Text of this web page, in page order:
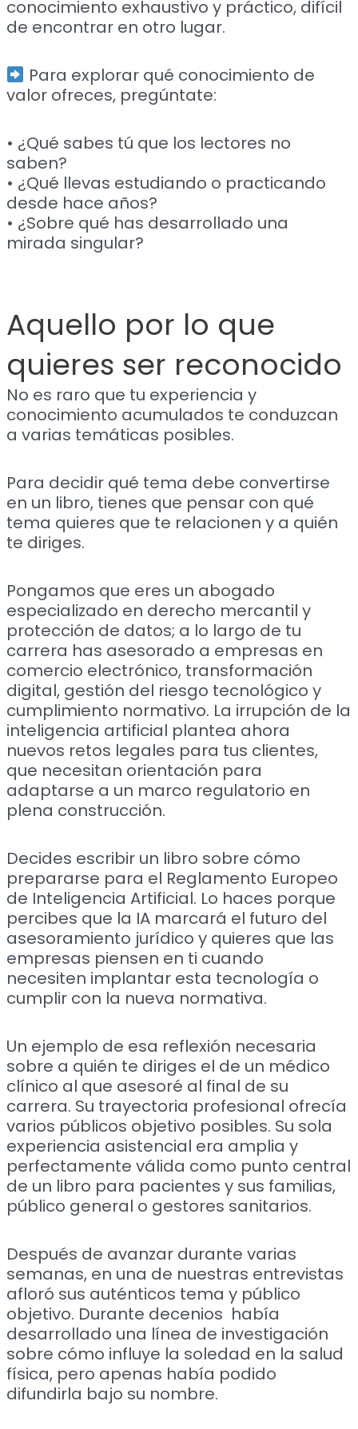
conocimiento exhaustivo y práctico, difícil
de encontrar en otro lugar.
Para explorar qué conocimiento de
valor ofreces, pregúntate:
• ¿Qué sabes tú que los lectores no
saben?
• ¿Qué llevas estudiando o practicando
desde hace años?
• ¿Sobre qué has desarrollado una
mirada singular?
Aquello por lo que
quieres ser reconocido
No es raro que tu experiencia y
conocimiento acumulados te conduzcan
a varias temáticas posibles.
Para decidir qué tema debe convertirse
en un libro, tienes que pensar con qué
tema quieres que te relacionen y a quién
te diriges.
Pongamos que eres un abogado
especializado en derecho mercantil y
protección de datos; a lo largo de tu
carrera has asesorado a empresas en
comercio electrónico, transformación
digital, gestión del riesgo tecnológico y
cumplimiento normativo. La irrupción de la
inteligencia artificial plantea ahora
nuevos retos legales para tus clientes,
que necesitan orientación para
adaptarse a un marco regulatorio en
plena construcción.
Decides escribir un libro sobre cómo
prepararse para el Reglamento Europeo
de Inteligencia Artificial. Lo haces porque
percibes que la IA marcará el futuro del
asesoramiento jurídico y quieres que las
empresas piensen en ti cuando
necesiten implantar esta tecnología o
cumplir con la nueva normativa.
Un ejemplo de esa reflexión necesaria
sobre a quién te diriges el de un médico
clínico al que asesoré al final de su
carrera. Su trayectoria profesional ofrecía
varios públicos objetivo posibles. Su sola
experiencia asistencial era amplia y
perfectamente válida como punto central
de un libro para pacientes y sus familias,
público general o gestores sanitarios.
Después de avanzar durante varias
semanas, en una de nuestras entrevistas
afloró sus auténticos tema y público
objetivo. Durante decenios había
desarrollado una línea de investigación
sobre cómo influye la soledad en la salud
física, pero apenas había podido
difundirla bajo su nombre.